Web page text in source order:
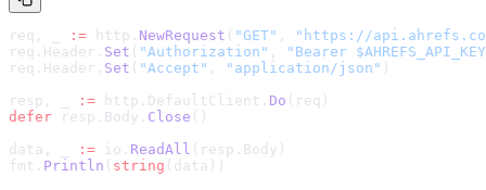
req, _ := http. NewRequest ( "GET" , " https://
req.Header. Set ( "Authorization" ,
"Bearer
req.Header. Set ( "Accept" , "application/json" )
resp, _
:= http.DefaultClient. Do (req)
defer resp.Body. Close ()
data, _
:= io. ReadAll (resp.Body)
fmt. Println ( string (data))